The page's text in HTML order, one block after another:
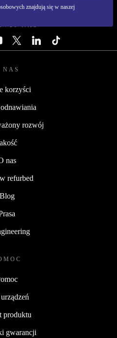
znajdują się w naszej
NAS
NAS
korzyści
rozwój
nas
refurbed
Blog
produktu
gwarancji